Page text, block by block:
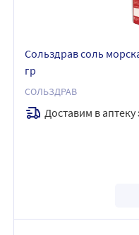
Сольздрав соль
гр
СОЛЬЗДРАВ
Доставим в аптеку